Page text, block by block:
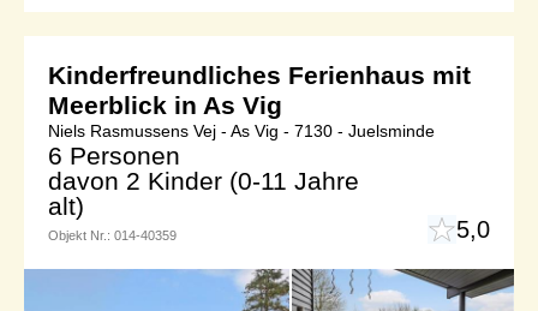
Kinderfreundliches Ferienhaus mit
Meerblick in As Vig
Niels Rasmussens Vej - As Vig - 7130 - Juelsminde
6 Personen
davon 2 Kinder (0-11 Jahre
alt)
Objekt Nr.: 014-40359 5,0